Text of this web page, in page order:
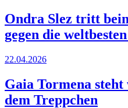
Ondra Slez tritt
gegen die
22.04.2026
Gaia Tormena
dem Treppchen